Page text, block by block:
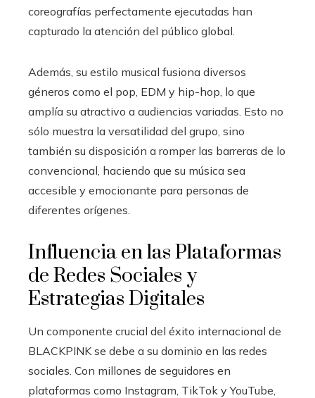
coreografías perfectamente ejecutadas han
capturado la atención del público global.
Además, su estilo musical fusiona diversos
géneros como el pop, EDM y hip-hop, lo que
amplía su atractivo a audiencias variadas. Esto no
sólo muestra la versatilidad del grupo, sino
también su disposición a romper las barreras de lo
convencional, haciendo que su música sea
accesible y emocionante para personas de
diferentes orígenes.
Influencia en las Plataformas
de Redes Sociales y
Estrategias Digitales
Un componente crucial del éxito internacional de
BLACKPINK se debe a su dominio en las redes
sociales. Con millones de seguidores en
plataformas como Instagram, TikTok y YouTube,